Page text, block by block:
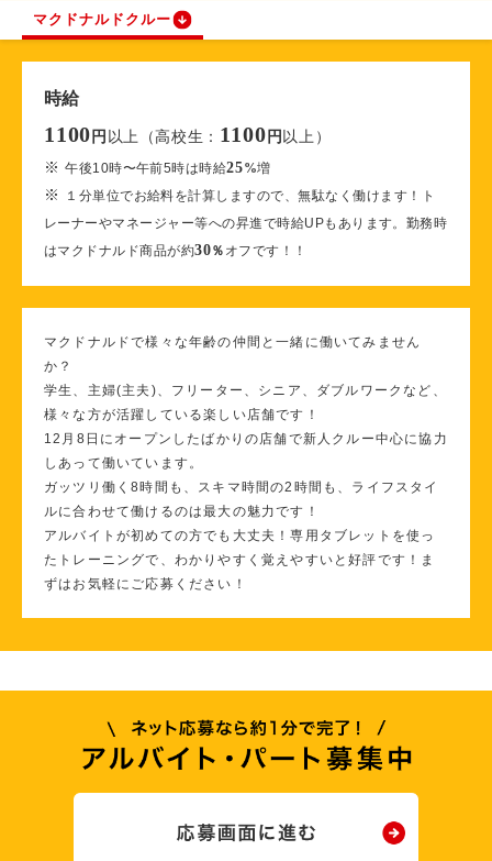
マクドナルドクルー
時給
1100 円 以上（高校生： 1100 円 以上）
※午後10時〜午前5時は時給25%増
※
１分単位でお給料を計算しますので、無駄なく働けます！ト
レーナーやマネージャー等への昇進で時給UPもあります。勤務時
はマクドナルド商品が約30％ オフです！！
マクドナルドで様々な年齢の仲間と一緒に働いてみません
か？
学生、主婦(主夫)、フリーター、シニア、ダブルワークなど、
様々な方が活躍している楽しい店舗です！
12月8日にオープンしたばかりの店舗で新人クルー中心に協力
しあって働いています。
ガッツリ働く8時間も、スキマ時間の2時間も、ライフスタイ
ルに合わせて働けるのは最大の魅力です！
アルバイトが初めての方でも大丈夫！専用タブレットを使っ
たトレーニングで、わかりやすく覚えやすいと好評です！ま
ずはお気軽にご応募ください！